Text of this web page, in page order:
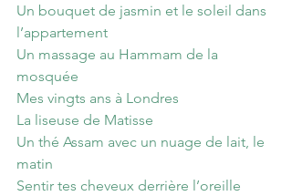
Un bouquet de jasmin et le soleil dans
l’appartement
Un massage au Hammam de la
mosquée
Mes vingts ans à Londres
La liseuse de Matisse
Un thé Assam avec un nuage de lait, le
matin
Sentir tes cheveux derrière l’oreille